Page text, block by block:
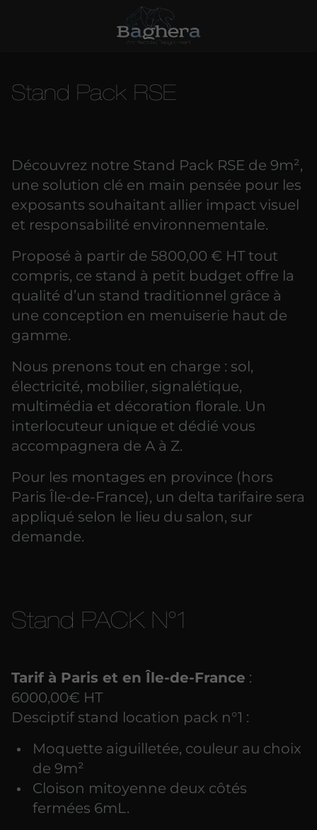
Stand Pack RSE
Découvrez notre Stand Pack RSE de 9m²,
une solution clé en main pensée pour les
exposants souhaitant allier impact visuel
et responsabilité environnementale.
Proposé à partir de 5800,00 € HT tout
compris, ce stand à petit budget offre la
qualité d’un stand traditionnel grâce à
une conception en menuiserie haut de
gamme.
Nous prenons tout en charge : sol,
électricité, mobilier, signalétique,
multimédia et décoration florale. Un
interlocuteur unique et dédié vous
accompagnera de A à Z.
Pour les montages en province (hors
Paris Île-de-France), un delta tarifaire sera
appliqué selon le lieu du salon, sur
demande.
Stand PACK N°1
Tarif à Paris et en Île-de-France :
6000,00€ HT
Desciptif stand location pack n°1 :
Moquette aiguilletée, couleur au choix
de 9m²
Cloison mitoyenne deux côtés
fermées 6mL.